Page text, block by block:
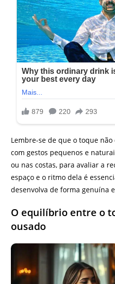
Lembre-se de que o toque
com gestos pequenos e
ou nas costas, para avaliar a
espaço e o ritmo dela é
desenvolva de forma genuína
O equilíbrio entre o
ousado